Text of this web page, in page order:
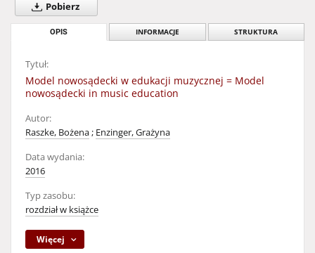
Pobierz
OPIS INFORMACJE STRUKTURA
Tytuł:
Model nowosądecki w edukacji muzycznej = Model
nowosądecki in music education
Autor:
Raszke, Bożena; Enzinger, Grażyna
Data wydania:
2016
Typ zasobu:
rozdział w książce
Więcej